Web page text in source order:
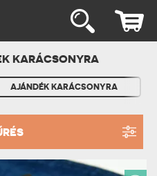
KARÁCSONYRA
AJÁNDÉK KARÁCSONYRA